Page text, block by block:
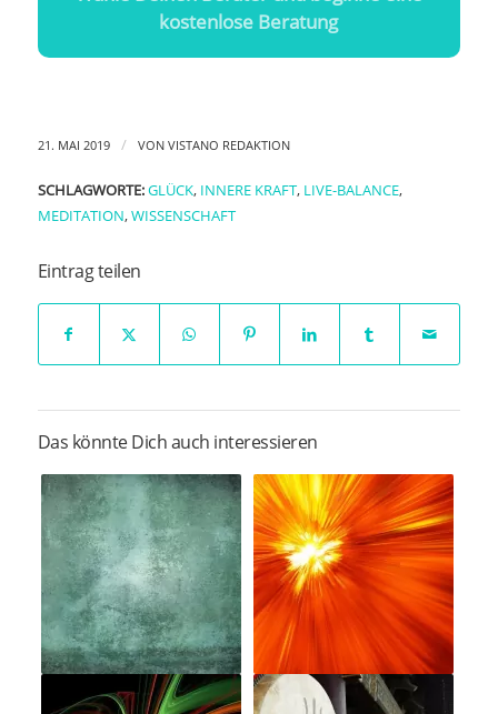
kostenlose Beratung
21. MAI 2019 / VON VISTANO REDAKTION
SCHLAGWORTE: GLÜCK, INNERE KRAFT, LIVE-BALANCE,
MEDITATION,WISSENSCHAFT
Eintrag teilen
Das könnte Dich auch interessieren